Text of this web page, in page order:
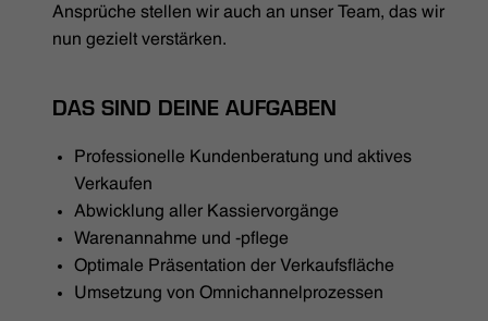
Ansprüche stellen wir auch an unser Team, das wir
nun gezielt verstärken.
DAS SIND DEINE AUFGABEN
Professionelle Kundenberatung und aktives
Verkaufen
Abwicklung aller Kassiervorgänge
Warenannahme und -pflege
Optimale Präsentation der Verkaufsfläche
Umsetzung von Omnichannelprozessen